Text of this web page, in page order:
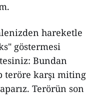
hareketle
göstermesi
Bundan
teröre karşı miting
Terörün son